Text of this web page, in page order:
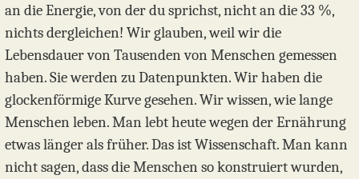
an die Energie, von der du sprichst, nicht an die 33 %,
nichts dergleichen! Wir glauben, weil wir die
Lebensdauer von Tausenden von Menschen gemessen
haben. Sie werden zu Datenpunkten. Wir haben die
glockenförmige Kurve gesehen. Wir wissen, wie lange
Menschen leben. Man lebt heute wegen der Ernährung
etwas länger als früher. Das ist Wissenschaft. Man kann
nicht sagen, dass die Menschen so konstruiert wurden,